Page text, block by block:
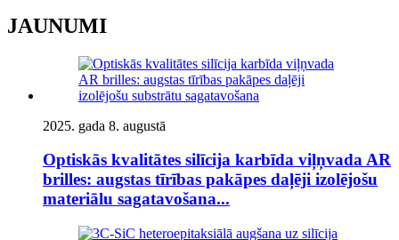
JAUNUMI
2025. gada 8. augustā
Optiskās kvalitātes silīcija karbīda viļņvada AR
brilles: augstas tīrības pakāpes daļēji izolējošu
materiālu sagatavošana...